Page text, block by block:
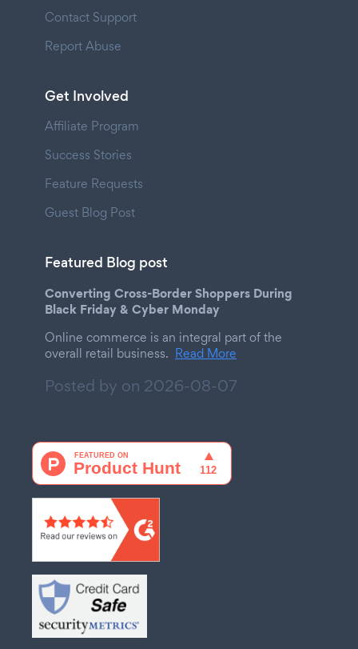
Contact Support
Report Abuse
Get Involved
Affiliate Program
Success Stories
Feature Requests
Guest Blog Post
Featured Blog post
Converting Cross-Border Shoppers During
Black Friday & Cyber Monday
Online commerce is an integral part of the
overall retail business. Read More
Posted by on 2026-08-07